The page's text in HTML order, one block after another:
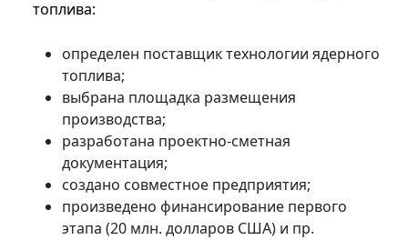
топлива:
определен поставщик технологии ядерного
топлива;
выбрана площадка размещения
производства;
разработана проектно-сметная
документация;
создано совместное предприятия;
произведено финансирование первого
этапа (20 млн. долларов США) и пр.